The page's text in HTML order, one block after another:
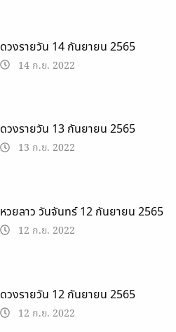
ดวงรายวัน 14 กันยายน 2565
14 ก.ย. 2022
ดวงรายวัน 13 กันยายน 2565
13 ก.ย. 2022
หวยลาว วันจันทร์ 12 กันยายน 2565
12 ก.ย. 2022
ดวงรายวัน 12 กันยายน 2565
12 ก.ย. 2022